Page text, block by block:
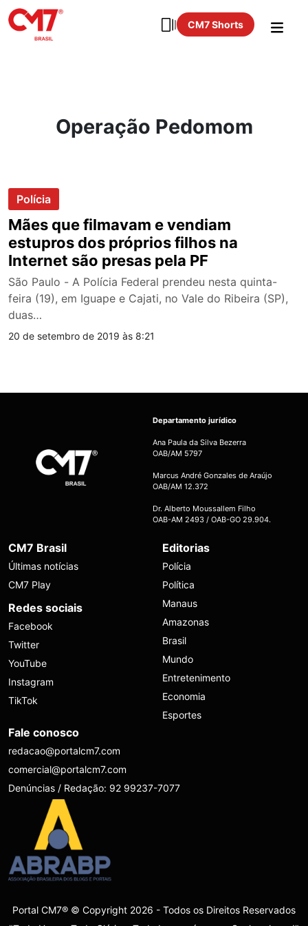
CM7 Shorts
Operação Pedomom
Polícia
Mães que filmavam e vendiam
estupros dos próprios filhos na
Internet são presas pela PF
São Paulo - A Polícia Federal prendeu nesta quinta-
feira (19), em Iguape e Cajati, no Vale do Ribeira (SP),
duas…
20 de setembro de 2019 às 8:21
Departamento jurídico
Ana Paula da Silva Bezerra
OAB/AM 5797
Marcus André Gonzales de Araújo
OAB/AM 12.372
Dr. Alberto Moussallem Filho
OAB-AM 2493 / OAB-GO 29.904.
CM7 Brasil
Últimas notícias
CM7 Play
Redes sociais
Facebook
Twitter
YouTube
Instagram
TikTok
Editorias
Polícia
Política
Manaus
Amazonas
Brasil
Mundo
Entretenimento
Economia
Esportes
Fale conosco
redacao@portalcm7.com
comercial@portalcm7.com
Denúncias / Redação: 92 99237-7077
Portal CM7® © Copyright 2026 - Todos os Direitos Reservados